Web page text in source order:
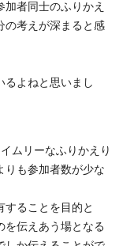
加者同士のふりかえ
の考えが深まると感
るよねと思いまし
ムリーなふりかえり
りも参加者数が少な
することを目的と
を伝えあう場となる